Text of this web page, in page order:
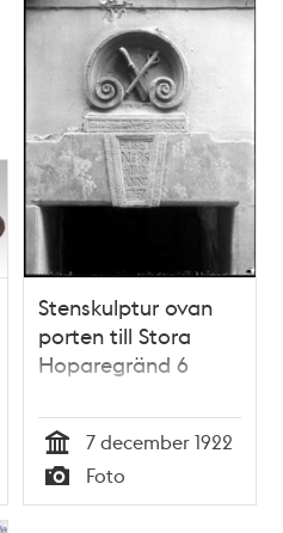
Stenskulptur ovan
porten till Stora
Hoparegränd 6
Tid
7 december 1922
Typ
Foto